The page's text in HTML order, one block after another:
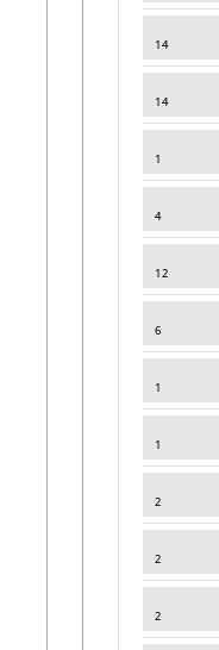
14
14
1
4
12
6
1
1
2
2
2